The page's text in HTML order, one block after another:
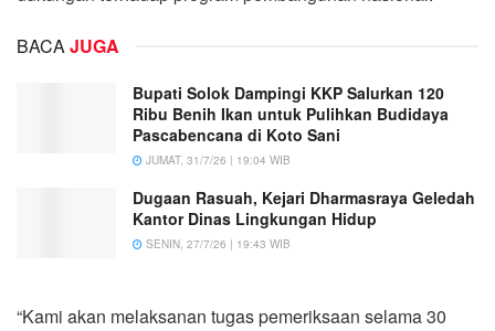
BACAJUGA
Bupati Solok Dampingi KKP Salurkan 120
Ribu Benih Ikan untuk Pulihkan Budidaya
Pascabencana di Koto Sani
JUMAT, 31/7/26 | 19:04 WIB
Dugaan Rasuah, Kejari Dharmasraya Geledah
Kantor Dinas Lingkungan Hidup
SENIN, 27/7/26 | 19:43 WIB
“Kami akan melaksanan tugas pemeriksaan selama 30